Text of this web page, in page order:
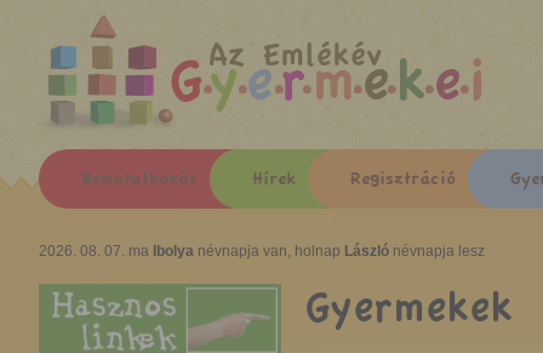
Az Emlékév
Bemutatkozás Hírek Regisztráció
2026. 08. 07. ma Ibolya névnapja van, holnap László névnapja lesz
Gyermekek